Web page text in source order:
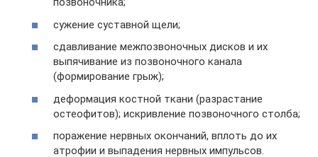
сужение суставной щели;
сдавливание межпозвоночных дисков и их
выпячивание из позвоночного канала
(формирование грыж);
деформация костной ткани (разрастание
остеофитов); искривление позвоночного столба;
поражение нервных окончаний, вплоть до их
атрофии и выпадения нервных импульсов.